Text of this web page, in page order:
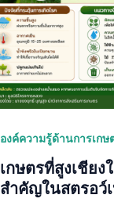
องค์ความรู้ด้านการเกษ
เกษตรที่สูงเชีย
สำคัญในสตรอว์